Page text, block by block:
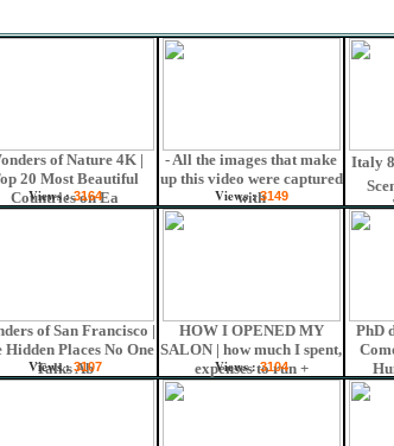
of Nature 4K |
20 Most Beautiful
Countries on Ea
Views :3164
- All the images that make
up this video were captured
with
Views :3149
Italy
of San Francisco |
Hidden Places No One
Talks Ab
Views :3107
HOW I OPENED MY
SALON | how much I spent,
expenses to run +
Views :3104
PhD